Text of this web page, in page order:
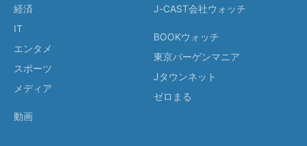
経済
IT
エンタメ
スポーツ
メディア
動画
J-CAST会社ウォッチ
BOOKウォッチ
東京バーゲンマニア
Jタウンネット
ゼロまる